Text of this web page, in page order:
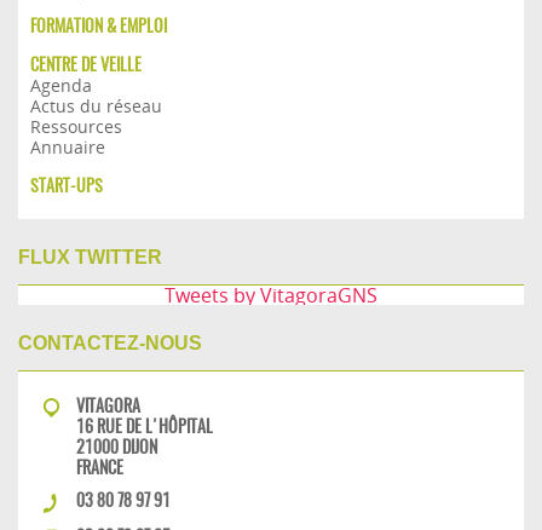
FORMATION & EMPLOI
CENTRE DE VEILLE
Agenda
Actus du réseau
Ressources
Annuaire
START-UPS
FLUX TWITTER
Tweets by VitagoraGNS
CONTACTEZ-NOUS
VITAGORA
16 RUE DE L'HÔPITAL
21000 DIJON
FRANCE
03 80 78 97 91